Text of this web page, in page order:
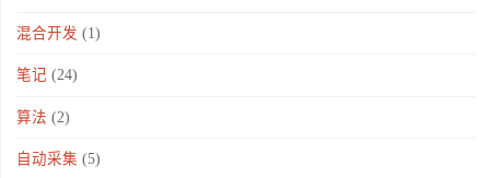
混合开发 (1)
笔记 (24)
算法 (2)
自动采集 (5)